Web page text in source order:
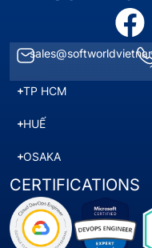
TP HCM
HUẾ
OSAKA
CERTIFICATIONS